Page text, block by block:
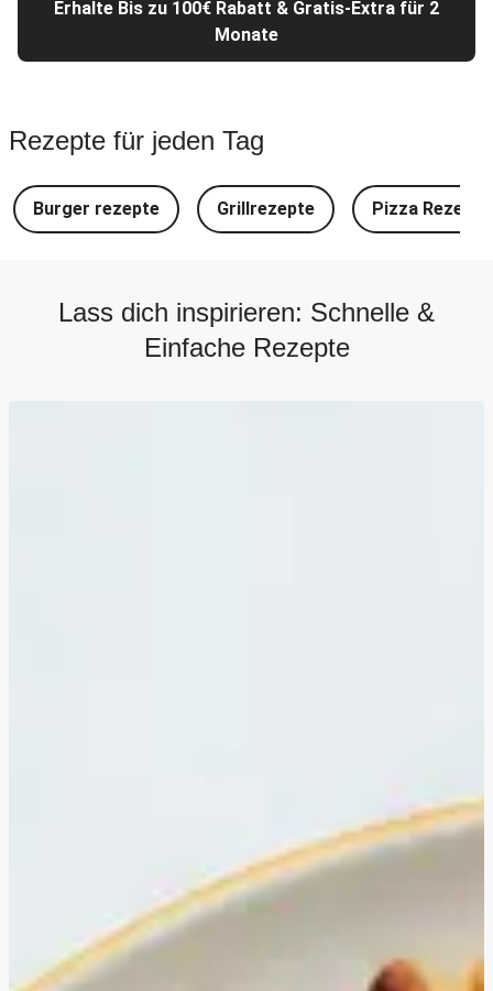
Erhalte Bis zu 100€ Rabatt & Gratis-Extra für 2
Monate
Rezepte für jeden Tag
Burger rezepte Grillrezepte Pizza Rezepte
Lass dich inspirieren: Schnelle &
Einfache Rezepte